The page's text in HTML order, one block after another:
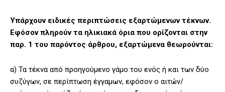
Υπάρχουν ειδικές περιπτώσεις εξαρτώμενων τέκνων.
Εφόσον πληρούν τα ηλικιακά όρια που ορίζονται στην
παρ. 1 του παρόντος άρθρου, εξαρτώμενα θεωρούνται:
α) Τα τέκνα από προηγούμενο γάμο του ενός ή και των δύο
συζύγων, σε περίπτωση έγγαμων, εφόσον ο αιτών/